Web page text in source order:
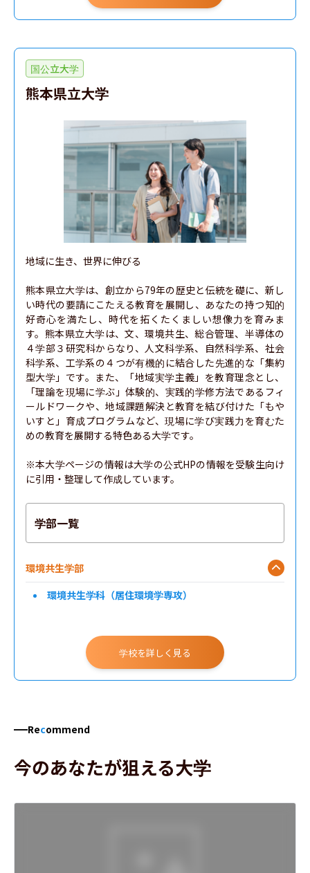
国公立大学
熊本県立大学
地域に生き、世界に伸びる
熊本県立大学は、創立から79年の歴史と伝統を礎に、新し
い時代の要請にこたえる教育を展開し、あなたの持つ知的
好奇心を満たし、時代を拓くたくましい想像力を育みま
す。熊本県立大学は、文、環境共生、総合管理、半導体の
４学部３研究科からなり、人文科学系、自然科学系、社会
科学系、工学系の４つが有機的に結合した先進的な「集約
型大学」です。また、「地域実学主義」を教育理念とし、
「理論を現場に学ぶ」体験的、実践的学修方法であるフィ
ールドワークや、地域課題解決と教育を結び付けた「もや
いすと」育成プログラムなど、現場に学び実践力を育むた
めの教育を展開する特色ある大学です。
※本大学ページの情報は大学の公式HPの情報を受験生向け
に引用・整理して作成しています。
学部一覧
環境共生学部
環境共生学科（居住環境学専攻）
学校を詳しく見る
Recommend
今のあなたが狙える大学